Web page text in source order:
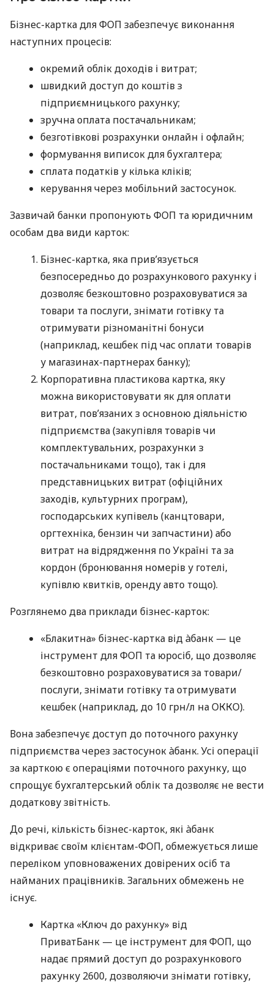
Бізнес-картка для ФОП забезпечує виконання
наступних процесів:
окремий облік доходів і витрат;
швидкий доступ до коштів з
підприємницького рахунку;
зручна оплата постачальникам;
безготівкові розрахунки онлайн і офлайн;
формування виписок для бухгалтера;
сплата податків у кілька кліків;
керування через мобільний застосунок.
Зазвичай банки пропонують ФОП та юридичним
особам два види карток:
Бізнес-картка, яка прив’язується
безпосередньо до розрахункового рахунку і
дозволяє безкоштовно розраховуватися за
товари та послуги, знімати готівку та
отримувати різноманітні бонуси
(наприклад, кешбек під час оплати товарів
у магазинах-партнерах банку);
Корпоративна пластикова картка, яку
можна використовувати як для оплати
витрат, пов’язаних з основною діяльністю
підприємства (закупівля товарів чи
комплектувальних, розрахунки з
постачальниками тощо), так і для
представницьких витрат (офіційних
заходів, культурних програм),
господарських купівель (канцтовари,
оргтехніка, бензин чи запчастини) або
витрат на відрядження по Україні та за
кордон (бронювання номерів у готелі,
купівлю квитків, оренду авто тощо).
Розглянемо два приклади бізнес-карток:
«Блакитна» бізнес-картка від àбанк — це
інструмент для ФОП та юросіб, що дозволяє
безкоштовно розраховуватися за товари/
послуги, знімати готівку та отримувати
кешбек (наприклад, до 10 грн/л на ОККО).
Вона забезпечує доступ до поточного рахунку
підприємства через застосунок àбанк. Усі операції
за карткою є операціями поточного рахунку, що
спрощує бухгалтерський облік та дозволяє не вести
додаткову звітність.
До речі, кількість бізнес-карток, які àбанк
відкриває своїм клієнтам-ФОП, обмежується лише
переліком уповноважених довірених осіб та
найманих працівників. Загальних обмежень не
існує.
Картка «Ключ до рахунку» від
ПриватБанк — це інструмент для ФОП, що
надає прямий доступ до розрахункового
рахунку 2600, дозволяючи знімати готівку,